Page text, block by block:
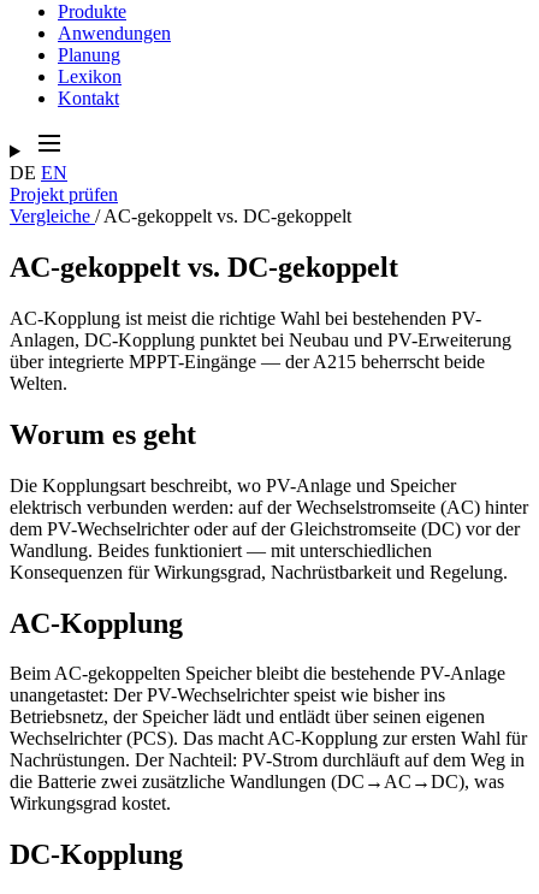
Produkte
Anwendungen
Planung
Lexikon
Kontakt
DE EN
Projekt prüfen
Vergleiche /AC-gekoppelt vs. DC-gekoppelt
AC-gekoppelt vs. DC-gekoppelt
AC-Kopplung ist meist die richtige Wahl bei bestehenden PV-
Anlagen, DC-Kopplung punktet bei Neubau und PV-Erweiterung
über integrierte MPPT-Eingänge — der A215 beherrscht beide
Welten.
Worum es geht
Die Kopplungsart beschreibt, wo PV-Anlage und Speicher
elektrisch verbunden werden: auf der Wechselstromseite (AC) hinter
dem PV-Wechselrichter oder auf der Gleichstromseite (DC) vor der
Wandlung. Beides funktioniert — mit unterschiedlichen
Konsequenzen für Wirkungsgrad, Nachrüstbarkeit und Regelung.
AC-Kopplung
Beim AC-gekoppelten Speicher bleibt die bestehende PV-Anlage
unangetastet: Der PV-Wechselrichter speist wie bisher ins
Betriebsnetz, der Speicher lädt und entlädt über seinen eigenen
Wechselrichter (PCS). Das macht AC-Kopplung zur ersten Wahl für
Nachrüstungen. Der Nachteil: PV-Strom durchläuft auf dem Weg in
die Batterie zwei zusätzliche Wandlungen (DC→AC→DC), was
Wirkungsgrad kostet.
DC-Kopplung